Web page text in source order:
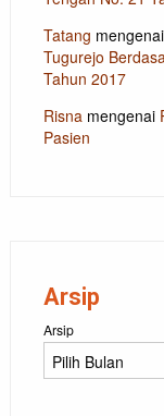
Tatang mengenai
Tugurejo
Tahun 2017
Risnamengenai
Pasien
Arsip
Arsip